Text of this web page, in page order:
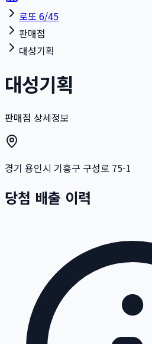
로또 6/45
판매점
대성기획
대성기획
판매점 상세정보
경기 용인시 기흥구 구성로 75-1
당첨 배출 이력